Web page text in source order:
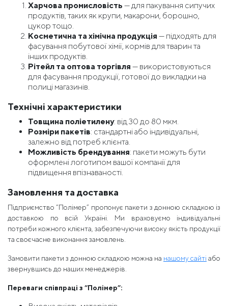
Харчова промисловість — для пакування сипучих
продуктів, таких як крупи, макарони, борошно,
цукор тощо.
Косметична та хімічна продукція — підходять для
фасування побутової хімії, кормів для тварин та
інших продуктів.
Рітейл та оптова торгівля — використовуються
для фасування продукції, готової до викладки на
полиці магазинів.
Технічні характеристики
Товщина поліетилену: від 30 до 80 мкм.
Розміри пакетів: стандартні або індивідуальні,
залежно від потреб клієнта.
Можливість брендування: пакети можуть бути
оформлені логотипом вашої компанії для
підвищення впізнаваності.
Замовлення та доставка
Підприємство “Полімер” пропонує пакети з донною складкою із
доставкою по всій Україні. Ми враховуємо індивідуальні
потреби кожного клієнта, забезпечуючи високу якість продукції
та своєчасне виконання замовлень.
Замовити пакети з донною складкою можна на нашому сайті або
звернувшись до наших менеджерів.
Переваги співпраці з “Полімер”: